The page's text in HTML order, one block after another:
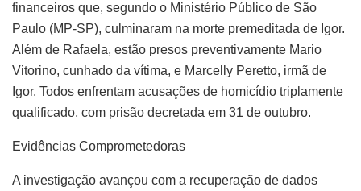
financeiros que, segundo o Ministério Público de São
Paulo (MP-SP), culminaram na morte premeditada de Igor.
Além de Rafaela, estão presos preventivamente Mario
Vitorino, cunhado da vítima, e Marcelly Peretto, irmã de
Igor. Todos enfrentam acusações de homicídio triplamente
qualificado, com prisão decretada em 31 de outubro.
Evidências Comprometedoras
A investigação avançou com a recuperação de dados